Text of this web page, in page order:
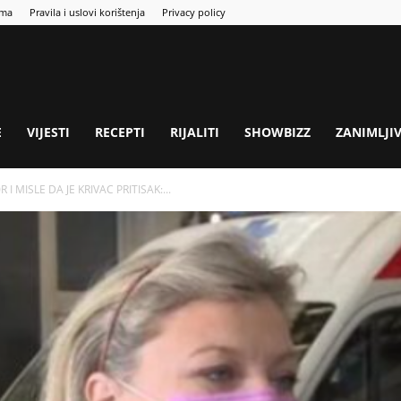
Pravila i uslovi korištenja Privacy policy
VIJESTI RECEPTI RIJALITI SHOWBIZZ
MISLE DA JE KRIVAC PRITISAK:...